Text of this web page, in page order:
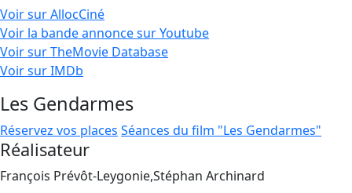
Voir sur AllocCiné
Voir la bande annonce sur Youtube
Voir sur TheMovie Database
Voir sur IMDb
Les Gendarmes
Réservez vos places Séances du film "Les Gendarmes"
Réalisateur
François Prévôt-Leygonie,Stéphan Archinard